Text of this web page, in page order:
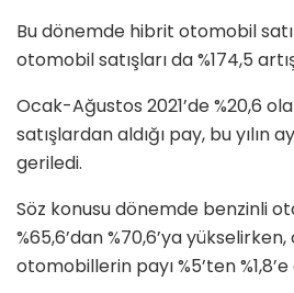
Bu dönemde hibrit otomobil
otomobil satışları da %174,5
Ocak-Ağustos 2021’de %20,6
satışlardan aldığı pay, bu yılın
geriledi.
Söz konusu dönemde benzinli
%65,6’dan %70,6’ya yükselirken,
otomobillerin payı %5’ten